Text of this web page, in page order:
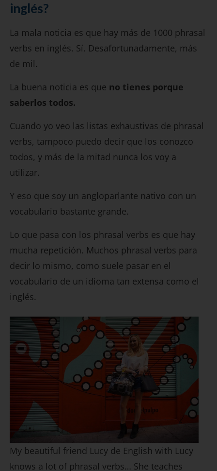
inglés?
La mala noticia es que hay más de 1000 phrasal
verbs en inglés. Sí. Desafortunadamente, más
de mil.
La buena noticia es que no tienes porque
saberlos todos.
Cuando yo veo las listas exhaustivas de phrasal
verbs, tampoco puedo decir que los conozco
todos, y más de la mitad nunca los voy a
utilizar.
Y eso que soy un angloparlante nativo con un
vocabulario bastante grande.
Lo que pasa con los phrasal verbs es que hay
mucha repetición. Muchos phrasal verbs para
decir lo mismo, como suele pasar en el
vocabulario de un idioma tan extensa como el
inglés.
My beautiful friend Lucy de English with Lucy
knows a lot of phrasal verbs… She teaches